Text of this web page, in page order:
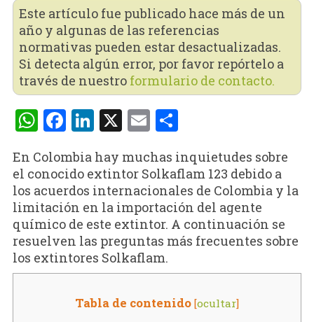
Este artículo fue publicado hace más de un
año y algunas de las referencias
normativas pueden estar desactualizadas.
Si detecta algún error, por favor repórtelo a
través de nuestro formulario de contacto.
WhatsApp
Facebook
LinkedIn
X EmailCompartir
En Colombia hay muchas inquietudes sobre
el conocido extintor Solkaflam 123 debido a
los acuerdos internacionales de Colombia y la
limitación en la importación del agente
químico de este extintor. A continuación se
resuelven las preguntas más frecuentes sobre
los extintores Solkaflam.
Tabla de contenido [ocultar]